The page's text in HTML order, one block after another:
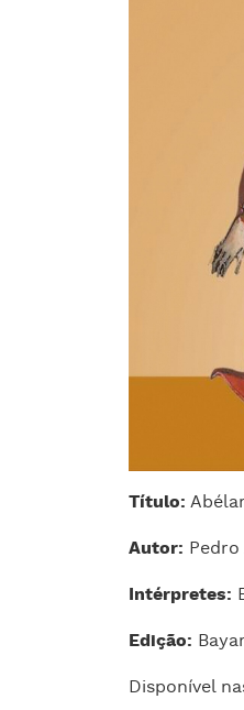
Título:
Autor:
Intérpretes:
Edição:
Disponível